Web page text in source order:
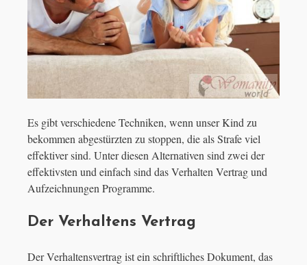
Es gibt verschiedene Techniken, wenn unser Kind zu
bekommen abgestürzten zu stoppen, die als Strafe viel
effektiver sind. Unter diesen Alternativen sind zwei der
effektivsten und einfach sind das Verhalten Vertrag und
Aufzeichnungen Programme.
Der Verhaltens Vertrag
Der Verhaltensvertrag ist ein schriftliches Dokument, das